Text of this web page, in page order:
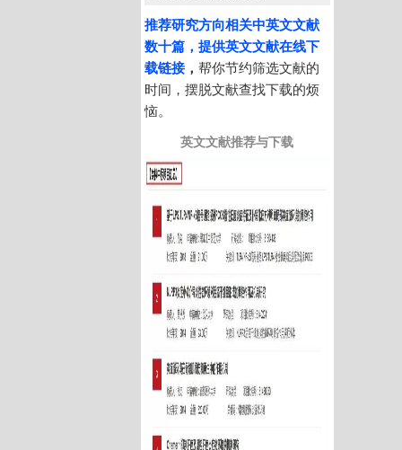
推荐研究方向相关中英文文献
数十篇，提供英文文献在线下
载链接，帮你节约筛选文献的
时间，摆脱文献查找下载的烦
恼。
英文文献推荐与下载